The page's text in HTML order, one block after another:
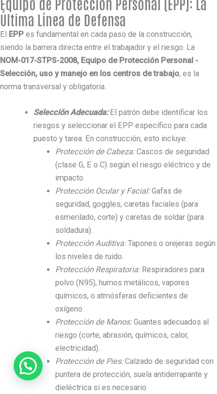
Última Línea de Defensa
El EPP es fundamental en cada paso de la construcción,
siendo la barrera directa entre el trabajador y el riesgo. La
NOM-017-STPS-2008, Equipo de Protección Personal -
Selección, uso y manejo en los centros de trabajo, es la
norma transversal y obligatoria.
Selección Adecuada:El patrón debe identificar los
riesgos y seleccionar el EPP específico para cada
puesto y tarea. En construcción, esto incluye:
Protección de Cabeza:Cascos de seguridad
(clase G, E o C) según el riesgo eléctrico y de
impacto.
Protección Ocular y Facial:Gafas de
seguridad, goggles, caretas faciales (para
esmerilado, corte) y caretas de soldar (para
soldadura).
Protección Auditiva:Tapones o orejeras según
los niveles de ruido.
Protección Respiratoria:Respiradores para
polvo (N95), humos metálicos, vapores
químicos, o atmósferas deficientes de
oxígeno.
Protección de Manos:Guantes adecuados al
riesgo (corte, abrasión, químicos, calor,
electricidad).
Protección de Pies:Calzado de seguridad con
puntera de protección, suela antiderrapante y
dieléctrica si es necesario.